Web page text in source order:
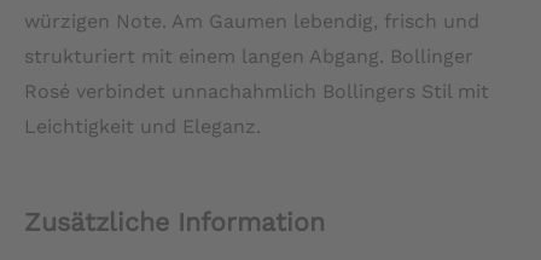
würzigen Note. Am Gaumen lebendig, frisch und
strukturiert mit einem langen Abgang. Bollinger
Rosé verbindet unnachahmlich Bollingers Stil mit
Leichtigkeit und Eleganz.
Zusätzliche Information